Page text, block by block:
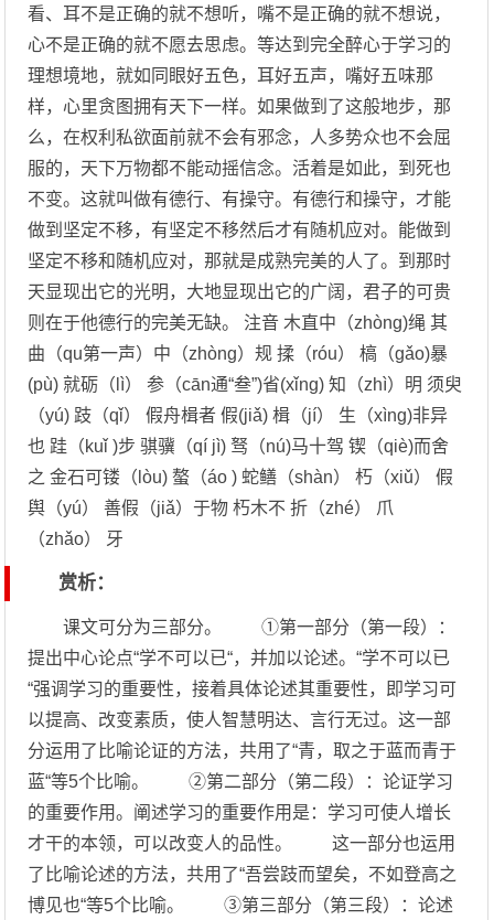
看、耳不是正确的就不想听，嘴不是正确的就不想说，
心不是正确的就不愿去思虑。等达到完全醉心于学习的
理想境地，就如同眼好五色，耳好五声，嘴好五味那
样，心里贪图拥有天下一样。如果做到了这般地步，那
么，在权利私欲面前就不会有邪念，人多势众也不会屈
服的，天下万物都不能动摇信念。活着是如此，到死也
不变。这就叫做有德行、有操守。有德行和操守，才能
做到坚定不移，有坚定不移然后才有随机应对。能做到
坚定不移和随机应对，那就是成熟完美的人了。到那时
天显现出它的光明，大地显现出它的广阔，君子的可贵
则在于他德行的完美无缺。 注音 木直中（zhòng)绳 其
曲（qu第一声）中（zhòng）规 揉（róu） 槁（gǎo)暴
(pù) 就砺（lì） 参（cān通“叁”)省(xǐng) 知（zhì）明 须臾
（yú) 跂（qǐ） 假舟楫者 假(jiǎ) 楫（jí） 生（xìng)非异
也 跬（kuǐ )步 骐骥（qí jì) 驽（nú)马十驾 锲（qiè)而舍
之 金石可镂（lòu) 螯（áo ) 蛇鳝（shàn） 朽（xiǔ） 假
舆（yú） 善假（jiǎ）于物 朽木不 折（zhé） 爪
（zhǎo） 牙
赏析：
课文可分为三部分。 ①第一部分（第一段）：
提出中心论点“学不可以已“，并加以论述。“学不可以已
“强调学习的重要性，接着具体论述其重要性，即学习可
以提高、改变素质，使人智慧明达、言行无过。这一部
分运用了比喻论证的方法，共用了“青，取之于蓝而青于
蓝“等5个比喻。 ②第二部分（第二段）：论证学习
的重要作用。阐述学习的重要作用是：学习可使人增长
才干的本领，可以改变人的品性。 这一部分也运用
了比喻论述的方法，共用了“吾尝跂而望矣，不如登高之
博见也“等5个比喻。 ③第三部分（第三段）：论述